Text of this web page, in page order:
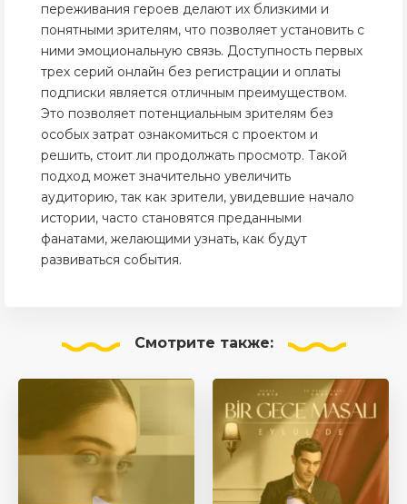
переживания героев делают их близкими и
понятными зрителям, что позволяет установить с
ними эмоциональную связь. Доступность первых
трех серий онлайн без регистрации и оплаты
подписки является отличным преимуществом.
Это позволяет потенциальным зрителям без
особых затрат ознакомиться с проектом и
решить, стоит ли продолжать просмотр. Такой
подход может значительно увеличить
аудиторию, так как зрители, увидевшие начало
истории, часто становятся преданными
фанатами, желающими узнать, как будут
развиваться события.
Смотрите также: